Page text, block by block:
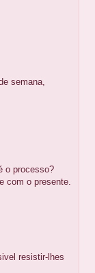
semana,
o processo?
com o presente.
resistir-lhes